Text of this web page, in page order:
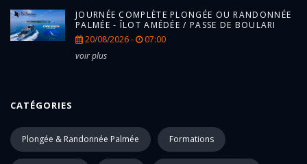
JOURNÉE COMPLÈTE PLONGÉE OU RANDONNÉE
PALMÉE - ÎLOT AMÉDÉE / PASSE DE BOULARI
20/08/2026 -
07:00
voir plus
CATÉGORIES
Plongée & Randonnée Palmée Formations